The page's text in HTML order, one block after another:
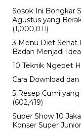
Sosok Ini Bongkar
Agustus yang
(1,000,011)
3 Menu Diet Sehat
Badan Menjadi
10 Teknik Ngepet
Cara Download
5 Resep Cumi
(602,419)
Super Show 10
Konser Super